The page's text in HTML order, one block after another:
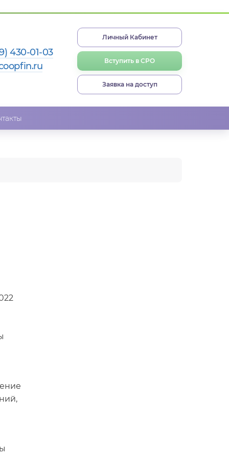
430-01-03
Личный Кабинет
Вступить в СРО
Заявка на доступ